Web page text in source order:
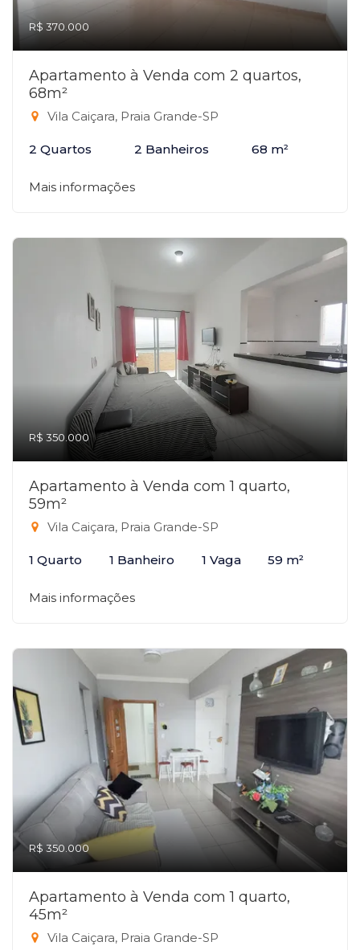
R$ 370.000
Apartamento à Venda com 2 quartos,
68m²
Vila Caiçara, Praia Grande-SP
2 Quartos 2 Banheiros 68 m²
Mais informações
R$ 350.000
Apartamento à Venda com 1 quarto,
59m²
Vila Caiçara, Praia Grande-SP
1 Quarto 1 Banheiro 1 Vaga 59 m²
Mais informações
R$ 350.000
Apartamento à Venda com 1 quarto,
45m²
Vila Caiçara, Praia Grande-SP